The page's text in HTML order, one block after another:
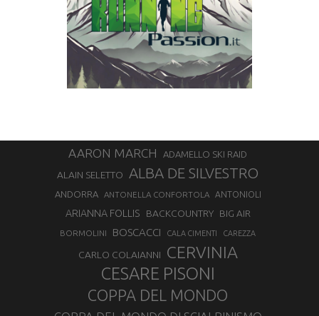
AARON MARCH ADAMELLO SKI RAID
ALAIN SELETTO ALBA DE SILVESTRO
ANDORRA ANTONELLA CONFORTOLA ANTONIOLI
ARIANNA FOLLIS BACKCOUNTRY BIG AIR
BORMOLINI BOSCACCI CALA CIMENTI CAREZZA
CARLO COLAIANNI CERVINIA
CESARE PISONI
COPPA DEL MONDO